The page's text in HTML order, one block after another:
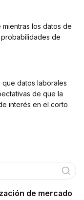
los datos de
de
datos laborales
de que la
interés en el corto
de mercado